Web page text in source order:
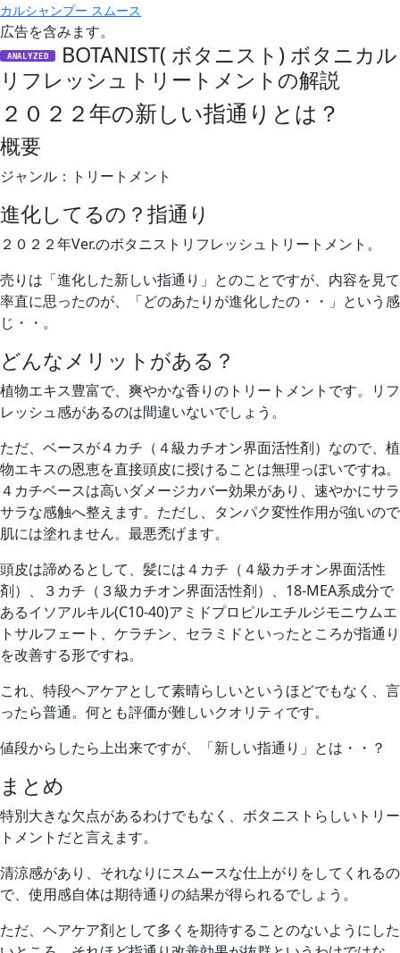
カルシャンプー スムース
広告を含みます。
ANALYZED
BOTANIST( ボタニスト) ボタニカル
リフレッシュトリートメントの解説
２０２２年の新しい指通りとは？
概要
ジャンル：トリートメント
進化してるの？指通り
２０２２年Ver.のボタニストリフレッシュトリートメント。
売りは「進化した新しい指通り」とのことですが、内容を見て
率直に思ったのが、「どのあたりが進化したの・・」という感
じ・・。
どんなメリットがある？
植物エキス豊富で、爽やかな香りのトリートメントです。リフ
レッシュ感があるのは間違いないでしょう。
ただ、ベースが４カチ（４級カチオン界面活性剤）なので、植
物エキスの恩恵を直接頭皮に授けることは無理っぽいですね。
４カチベースは高いダメージカバー効果があり、速やかにサラ
サラな感触へ整えます。ただし、タンパク変性作用が強いので
肌には塗れません。最悪禿げます。
頭皮は諦めるとして、髪には４カチ（４級カチオン界面活性
剤）、３カチ（３級カチオン界面活性剤）、18-MEA系成分で
あるイソアルキル(C10-40)アミドプロピルエチルジモニウムエ
トサルフェート、ケラチン、セラミドといったところが指通り
を改善する形ですね。
これ、特段ヘアケアとして素晴らしいというほどでもなく、言
ったら普通。何とも評価が難しいクオリティです。
値段からしたら上出来ですが、「新しい指通り」とは・・？
まとめ
特別大きな欠点があるわけでもなく、ボタニストらしいトリー
トメントだと言えます。
清涼感があり、それなりにスムースな仕上がりをしてくれるの
で、使用感自体は期待通りの結果が得られるでしょう。
ただ、ヘアケア剤として多くを期待することのないようにした